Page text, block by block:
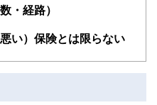
同じ目線で一歩先を行く提案」を
・経路）
い）保険とは限らない